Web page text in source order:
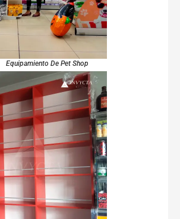
Equipamiento De Pet Shop